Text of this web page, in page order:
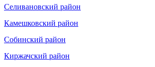
Селивановский район
Камешковский район
Собинский район
Киржачский район